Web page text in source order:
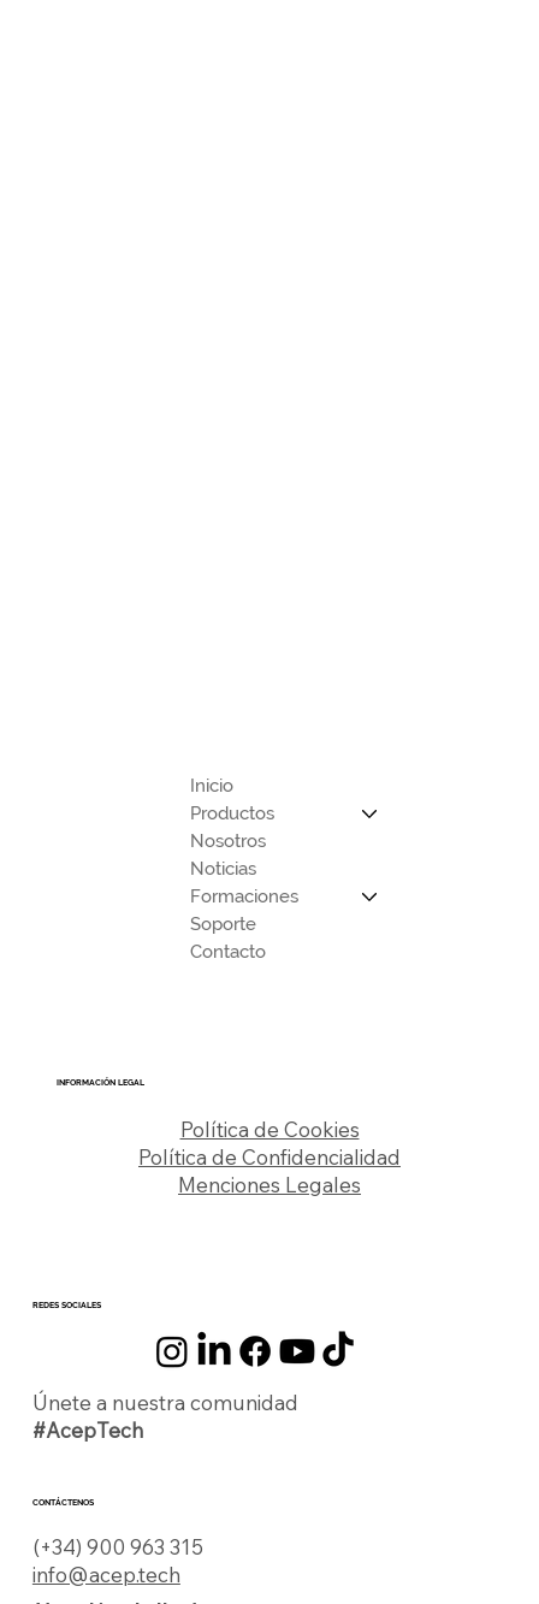
Inicio
Productos
Nosotros
Noticias
Formaciones
Soporte
Contacto
INFORMACIÓN LEGAL
Política de Cookies
Política de Confidencialidad
Menciones Legales
REDES SOCIALES
Únete a nuestra comunidad
#AcepTech
CONTÁCTENOS
(+34) 900 963 315
info@acep.tech